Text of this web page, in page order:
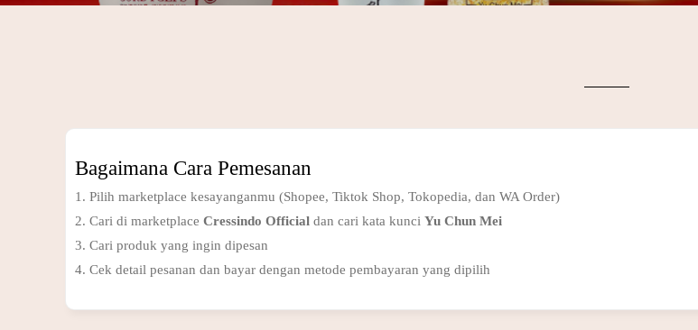
Bagaimana Cara Pemesanan
1. Pilih marketplace kesayanganmu (Shopee, Tiktok Shop, Tokopedia, dan WA Order)
2. Cari di marketplace Cressindo Official dan cari kata kunci Yu Chun Mei
3. Cari produk yang ingin dipesan
4. Cek detail pesanan dan bayar dengan metode pembayaran yang dipilih